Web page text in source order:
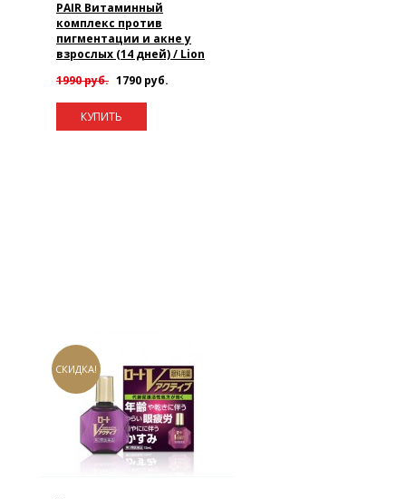
PAIR Витаминный
комплекс против
пигментации и акне у
взрослых (14 дней) / Lion
1990 руб. 1790 руб.
КУПИТЬ
СКИДКА!